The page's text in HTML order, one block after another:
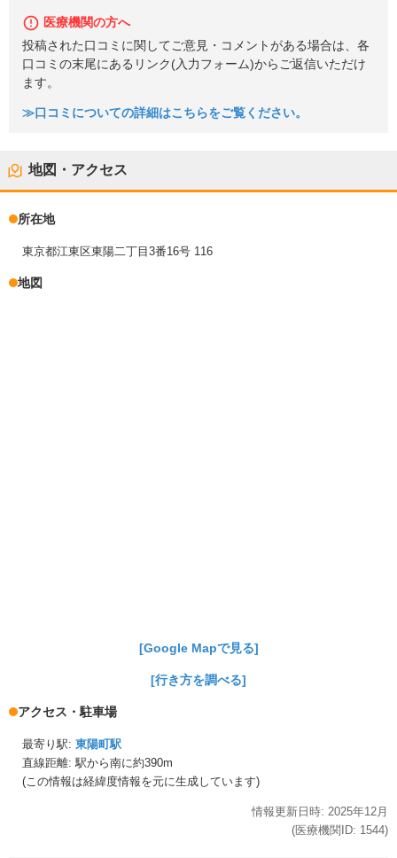
医療機関の方へ
投稿された口コミに関してご意見・コメントがある場合は、各
口コミの末尾にあるリンク(入力フォーム)からご返信いただけ
ます。
≫口コミについての詳細はこちらをご覧ください。
地図・アクセス
所在地
東京都江東区東陽二丁目3番16号 116
地図
[Google Mapで見る]
[行き方を調べる]
アクセス・駐車場
最寄り駅: 東陽町駅
直線距離: 駅から南に約390m
(この情報は経緯度情報を元に生成しています)
情報更新日時: 2025年12月
(医療機関ID: 1544)